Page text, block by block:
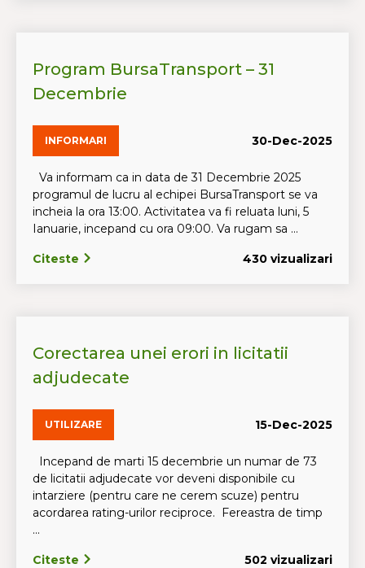
Program BursaTransport – 31
Decembrie
INFORMARI 30-Dec-2025
Va informam ca in data de 31 Decembrie 2025
programul de lucru al echipei BursaTransport se va
incheia la ora 13:00. Activitatea va fi reluata luni, 5
Ianuarie, incepand cu ora 09:00. Va rugam sa ...
Citeste 430 vizualizari
Corectarea unei erori in licitatii
adjudecate
UTILIZARE 15-Dec-2025
Incepand de marti 15 decembrie un numar de 73
de licitatii adjudecate vor deveni disponibile cu
intarziere (pentru care ne cerem scuze) pentru
acordarea rating-urilor reciproce. Fereastra de timp
...
Citeste 502 vizualizari